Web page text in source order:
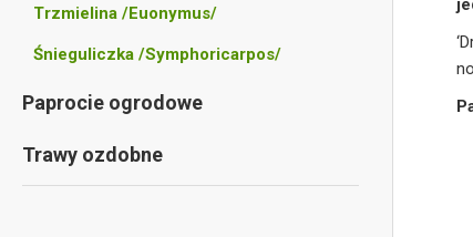
Trzmielina /Euonymus/
Śnieguliczka /Symphoricarpos/
Paprocie ogrodowe
Trawy ozdobne